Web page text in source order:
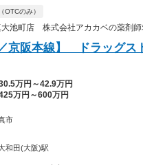
OTCのみ）
大池町店 株式会社アカカベの薬剤師
京阪本線】 ドラッグス
万円～42.9万円
425万円～600万円
市
和田(大阪)駅